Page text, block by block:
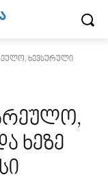
ხევსურული
ხეზე